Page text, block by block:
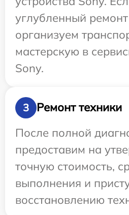
углубленный
организуем
мастерскую в
Sony.
3
Ремонт техники
После полной
предоставим на
точную стоимость,
выполнения и
восстановлению